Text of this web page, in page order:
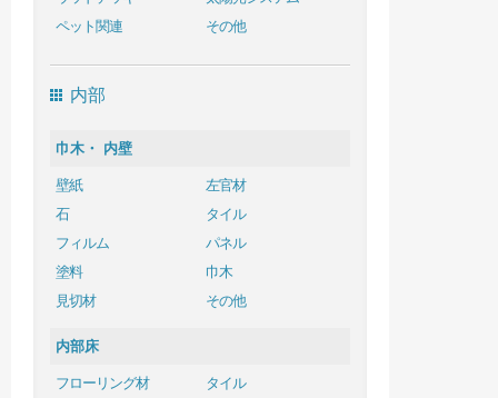
ペット関連
その他
内部
巾木・ 内壁
壁紙
左官材
石
タイル
フィルム
パネル
塗料
巾木
見切材
その他
内部床
フローリング材
タイル